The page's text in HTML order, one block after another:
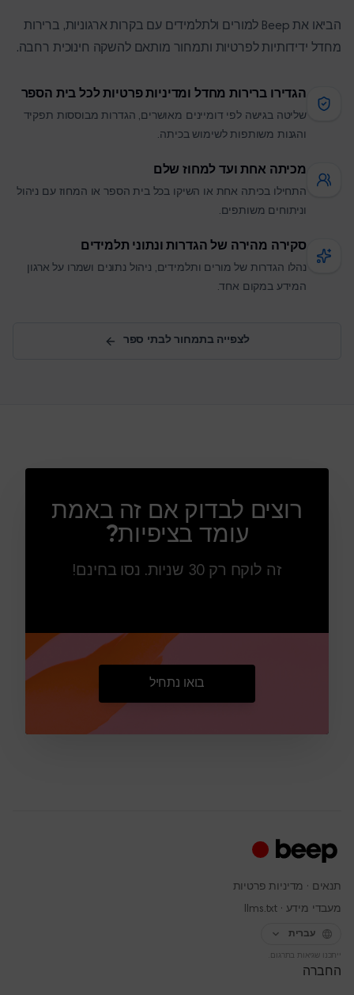
הביאו את Beep למורים ולתלמידים עם בקרות ארגוניות, ברירות
מחדל ידידותיות לפרטיות ותמחור מותאם להשקה חינוכית רחבה.
הגדירו ברירות מחדל ומדיניות פרטיות לכל בית הספר
שליטה בגישה לפי דומיינים מאושרים, הגדרות מבוססות תפקיד
והגנות משותפות לשימוש בכיתה.
מכיתה אחת ועד למחוז שלם
התחילו בכיתה אחת או השיקו בכל בית הספר או המחוז עם ניהול
וניתוחים משותפים.
סקירה מהירה של הגדרות ונתוני תלמידים
נהלו הגדרות של מורים ותלמידים, ניהול נתונים ושמרו על ארגון
המידע במקום אחד.
לצפייה בתמחור לבתי ספר
רוצים לבדוק אם זה באמת
עומד בציפיות?
זה לוקח רק 30 שניות. נסו בחינם!
בואו נתחיל
תנאים · מדיניות פרטיות
מעבדי מידע ·
llms.txt
עברית
ייתכנו שגיאות בתרגום.
החברה